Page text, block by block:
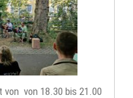
von 18.30 bis 21.00